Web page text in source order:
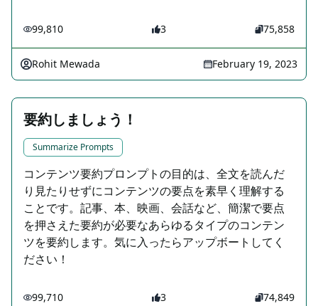
99,810 3 75,858
Rohit Mewada February 19, 2023
要約しましょう！
Summarize Prompts
コンテンツ要約プロンプトの目的は、全文を読んだ
り見たりせずにコンテンツの要点を素早く理解する
ことです。記事、本、映画、会話など、簡潔で要点
を押さえた要約が必要なあらゆるタイプのコンテン
ツを要約します。気に入ったらアップボートしてく
ださい！
99,710 3 74,849